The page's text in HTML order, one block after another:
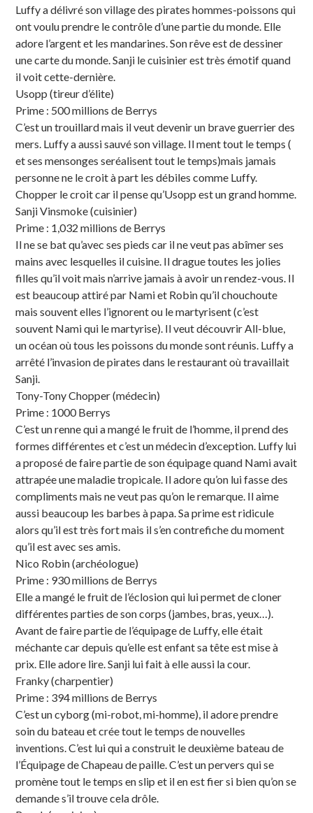
Luffy a délivré son village des pirates hommes-poissons qui
ont voulu prendre le contrôle d’une partie du monde. Elle
adore l’argent et les mandarines. Son rêve est de dessiner
une carte du monde. Sanji le cuisinier est très émotif quand
il voit cette-dernière.
Usopp (tireur d’élite)
Prime : 500 millions de Berrys
C’est un trouillard mais il veut devenir un brave guerrier des
mers. Luffy a aussi sauvé son village. Il ment tout le temps (
et ses mensonges seréalisent tout le temps)mais jamais
personne ne le croit à part les débiles comme Luffy.
Chopper le croit car il pense qu’Usopp est un grand homme.
Sanji Vinsmoke (cuisinier)
Prime : 1,032 millions de Berrys
Il ne se bat qu’avec ses pieds car il ne veut pas abîmer ses
mains avec lesquelles il cuisine. Il drague toutes les jolies
filles qu’il voit mais n’arrive jamais à avoir un rendez-vous. Il
est beaucoup attiré par Nami et Robin qu’il chouchoute
mais souvent elles l’ignorent ou le martyrisent (c’est
souvent Nami qui le martyrise). Il veut découvrir All-blue,
un océan où tous les poissons du monde sont réunis. Luffy a
arrêté l’invasion de pirates dans le restaurant où travaillait
Sanji.
Tony-Tony Chopper (médecin)
Prime : 1000 Berrys
C’est un renne qui a mangé le fruit de l’homme, il prend des
formes différentes et c’est un médecin d’exception. Luffy lui
a proposé de faire partie de son équipage quand Nami avait
attrapée une maladie tropicale. Il adore qu’on lui fasse des
compliments mais ne veut pas qu’on le remarque. Il aime
aussi beaucoup les barbes à papa. Sa prime est ridicule
alors qu’il est très fort mais il s’en contrefiche du moment
qu’il est avec ses amis.
Nico Robin (archéologue)
Prime : 930 millions de Berrys
Elle a mangé le fruit de l’éclosion qui lui permet de cloner
différentes parties de son corps (jambes, bras, yeux…).
Avant de faire partie de l’équipage de Luffy, elle était
méchante car depuis qu’elle est enfant sa tête est mise à
prix. Elle adore lire. Sanji lui fait à elle aussi la cour.
Franky (charpentier)
Prime : 394 millions de Berrys
C’est un cyborg (mi-robot, mi-homme), il adore prendre
soin du bateau et crée tout le temps de nouvelles
inventions. C’est lui qui a construit le deuxième bateau de
l’Équipage de Chapeau de paille. C’est un pervers qui se
promène tout le temps en slip et il en est fier si bien qu’on se
demande s’il trouve cela drôle.